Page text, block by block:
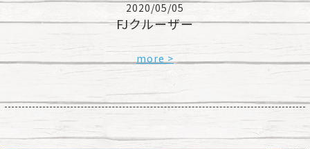
2020/05/05
FJクルーザー
more >